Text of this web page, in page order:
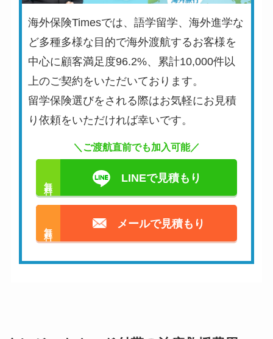
海外保険Timesでは、語学留学、海外進学な
ど多種多様な目的で海外渡航するお客様を
中心に顧客満足度96.2%、累計10,000件以
上のご契約をいただいております。
留学保険選びをされる際はお気軽にお見積
り依頼をいただければ幸いです。
＼ご渡航直前でも加入可能／
LINEで見積もり
メールで見積もり